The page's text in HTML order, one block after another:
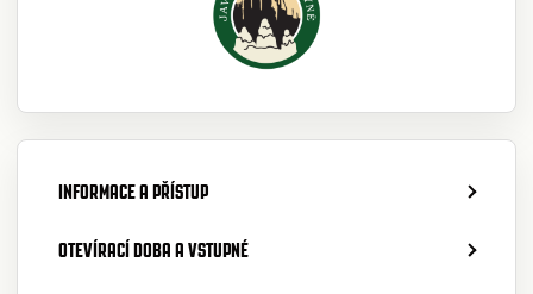
INFORMACE A PŘÍSTUP
OTEVÍRACÍ DOBA A VSTUPNÉ